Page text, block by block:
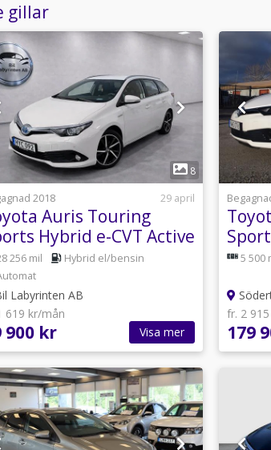
gillar
1
8
2018
29 april
Auris Touring
Hybrid e-CVT Active
6
256 mil
Hybrid el/bensin
Labyrinten AB
619 kr/mån
900 kr Visa mer
Euro
5 500
fr. 2
179